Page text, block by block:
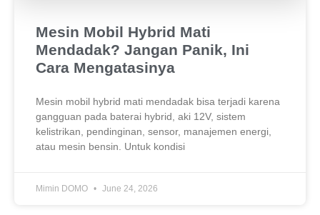
Mesin Mobil Hybrid Mati
Mendadak? Jangan Panik, Ini
Cara Mengatasinya
Mesin mobil hybrid mati mendadak bisa terjadi karena
gangguan pada baterai hybrid, aki 12V, sistem
kelistrikan, pendinginan, sensor, manajemen energi,
atau mesin bensin. Untuk kondisi
Mimin DOMO June 24, 2026